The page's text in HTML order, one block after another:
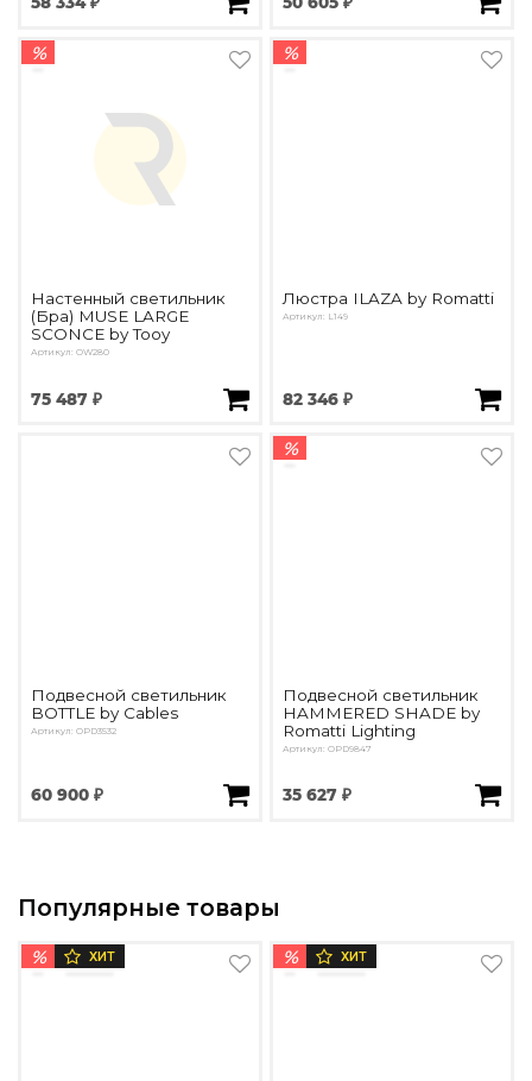
%
Настенный светильник
(Бра) MUSE LARGE
SCONCE by Tooy
Артикул: OW280
75 487 ₽
%
Люстра ILAZA by Romatti
Артикул: L149
82 346 ₽
Подвесной светильник
BOTTLE by Cables
Артикул: OPD3532
60 900 ₽
%
Подвесной светильник
HAMMERED SHADE by
Romatti Lighting
Артикул: OPD9847
35 627 ₽
Популярные товары
% ХИТ % ХИТ